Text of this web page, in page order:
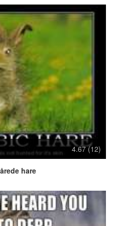
4.67 (12)
hare